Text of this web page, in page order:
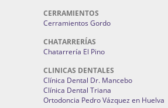
CERRAMIENTOS
Cerramientos Gordo
CHATARRERÍAS
Chatarrería El Pino
CLINICAS DENTALES
Clínica Dental Dr. Mancebo
Clínica Dental Triana
Ortodoncia Pedro Vázquez en Huelva